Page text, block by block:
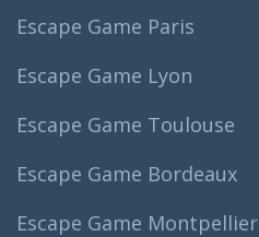
Escape Game Paris
Escape Game Lyon
Escape Game Toulouse
Escape Game Bordeaux
Escape Game Montpellier